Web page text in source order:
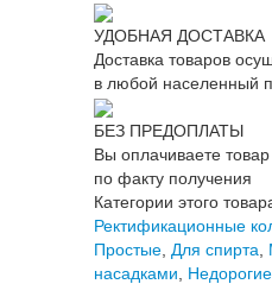
УДОБНАЯ ДОСТАВКА
Доставка товаров
в любой населенный
БЕЗ ПРЕДОПЛАТЫ
Вы оплачиваете товар
по факту получения
Категории этого
Ректификационные
Простые Для спирта
насадками
Недорогие